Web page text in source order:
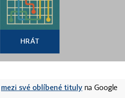
HRÁT
mezi své oblíbené tituly na Google